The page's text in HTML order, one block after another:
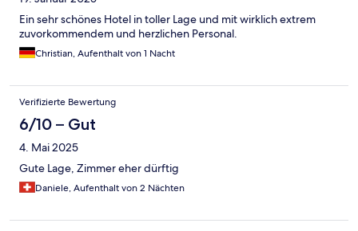
Ein sehr schönes Hotel in toller Lage und mit wirklich extrem
zuvorkommendem und herzlichen Personal.
Christian, Aufenthalt von 1 Nacht
Verifizierte Bewertung
6/10 – Gut
4. Mai 2025
Gute Lage, Zimmer eher dürftig
Daniele, Aufenthalt von 2 Nächten